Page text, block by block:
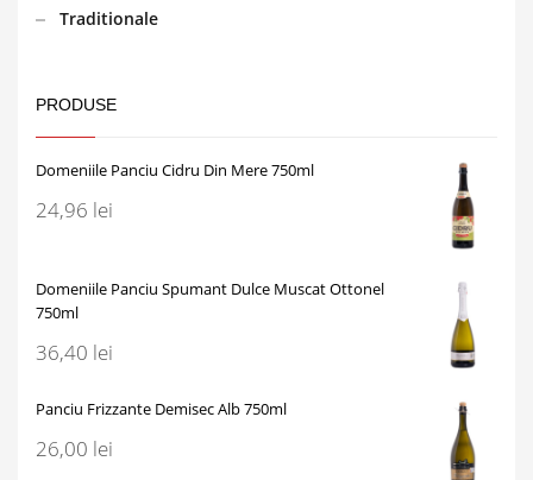
Traditionale
PRODUSE
Domeniile Panciu Cidru Din Mere 750ml
24,96 lei
Domeniile Panciu Spumant Dulce Muscat Ottonel
750ml
36,40 lei
Panciu Frizzante Demisec Alb 750ml
26,00 lei